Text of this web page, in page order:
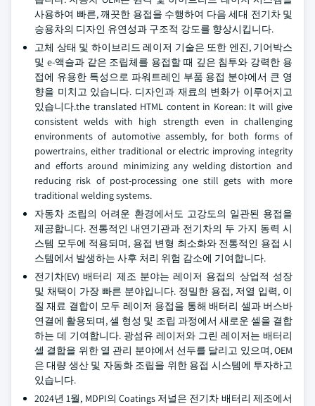
사용하여 빠른, 깨끗한 용접을 수행하여 다음 세대 전기차 및
승용차의 디자인 유연성과 구조적 강도를 향상시킵니다.
고체 상태 및 하이브리드 레이저 기술은 또한 엔진, 기어박스
및 e-액슬과 같은 조립체를 용접할 때 깊은 침투와 강력한 용
접에 유용한 특성으로 파워트레인 부품 용접 분야에서 큰 영
향을 미치고 있습니다. 디자인과 재료의 변화가 이루어지고
있습니다.the translated HTML content in Korean: It will give
consistent welds with high strength even in challenging
environments of automotive assembly, for both forms of
powertrains, either traditional or electric improving integrity
and efforts around minimizing any welding distortion and
reducing risk of post-processing one still gets with more
traditional welding systems.
자동차 조립의 어려운 환경에서도 고강도의 일관된 용접을
제공합니다. 전통적인 내연기관과 전기차의 두 가지 동력 시
스템 모두에 적용되며, 용접 변형 최소화와 전통적인 용접 시
스템에서 발생하는 사후 처리 위험 감소에 기여합니다.
전기차(EV) 배터리 제조 분야는 레이저 용접의 상업적 성장
및 채택이 가장 빠른 분야입니다. 정밀한 용접, 저열 입력, 이
질 재료 결합이 모두 레이저 용접을 통해 배터리 셀과 버스바
연결에 활용되며, 셀 형성 및 조립 과정에서 새로운 셀을 결합
하는 데 기여합니다. 광섬유 레이저와 그린 레이저는 배터리
셀 결합을 위한 열 관리 분야에서 선두를 달리고 있으며, OEM
은 대량 생산 및 자동화 조립을 위한 용접 시스템에 투자하고
있습니다.
2024년 1월, MDPI의 Coatings 저널은 전기차 배터리 제조에서